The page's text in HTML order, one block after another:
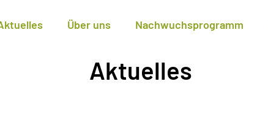
Über uns Nachwuchsprogramm
Aktuelles